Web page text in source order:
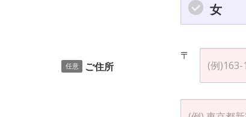
女
任意 ご住所
〒